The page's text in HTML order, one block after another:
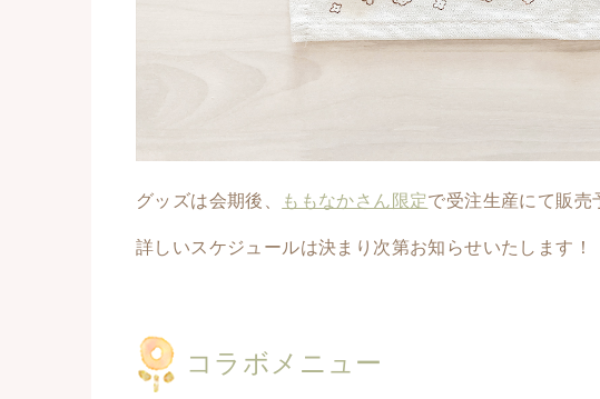
グッズは会期後、 ももなかさん限定で受注生産にて販売
詳しいスケジュールは決まり次第お知らせいたします！
コラボメニュー